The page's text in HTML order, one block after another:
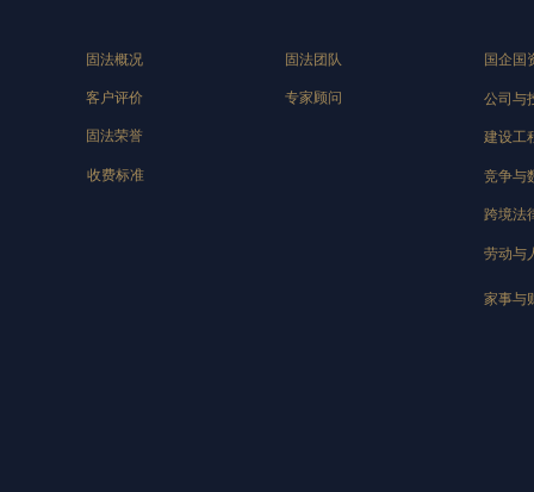
公司与
跨境法
建设工
竞争与
劳动与
国企国
客户评价
固法荣誉
固法概况
专家顾问
固法团队
家事与
收费标准